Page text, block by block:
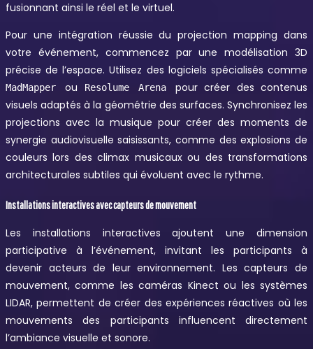
fusionnant ainsi le réel et le virtuel.
Pour une intégration réussie du projection mapping dans
votre événement, commencez par une modélisation 3D
précise de l’espace. Utilisez des logiciels spécialisés comme
MadMapperou Resolume Arenapour créer des contenus
visuels adaptés à la géométrie des surfaces. Synchronisez les
projections avec la musique pour créer des moments de
synergie audiovisuelle saisissants, comme des explosions de
couleurs lors des climax musicaux ou des transformations
architecturales subtiles qui évoluent avec le rythme.
Installations interactives avec capteurs de mouvement
Les installations interactives ajoutent une dimension
participative à l’événement, invitant les participants à
devenir acteurs de leur environnement. Les capteurs de
mouvement, comme les caméras Kinect ou les systèmes
LIDAR, permettent de créer des expériences réactives où les
mouvements des participants influencent directement
l’ambiance visuelle et sonore.